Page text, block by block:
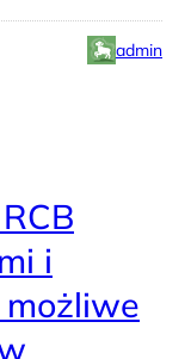
admin
i